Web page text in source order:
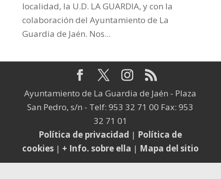
localidad, la U.D. LA GUARDIA, y con la
colaboración del Ayuntamiento de La
Guardia de Jaén. Nos...
Ayuntamiento de La Guardia de Jaén - Plaza
San Pedro, s/n - Telf: 953 32 71 00 Fax: 953
32 71 01
Política de privacidad | Política de
cookies| + Info. sobre ella | Mapa del sitio